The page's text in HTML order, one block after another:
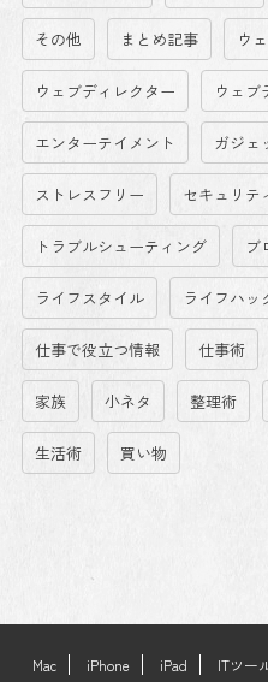
その他 まとめ記事 ウ
ウェブディレクター ウェブ
エンターテイメント ガジェ
ストレスフリー セキュリテ
トラブルシューティング ブ
ライフスタイル ライフハッ
仕事で役立つ情報 仕事術
家族 小ネタ 整理術
生活術 買い物
Mac iPhone iPad ITツー